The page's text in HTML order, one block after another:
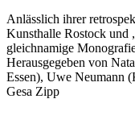
Anlässlich ihrer
Kunsthalle Rostock und
gleichnamige
Herausgegeben von
Essen), Uwe Neumann
Gesa Zipp